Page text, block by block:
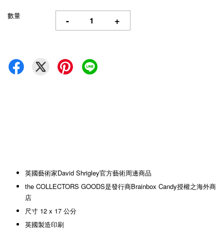
數量 - +
英國藝術家David Shrigley官方藝術周邊商品
the COLLECTORS GOODS是發行商Brainbox Candy授權之海外商
店
尺寸 12 x 17 公分
英國製造印刷